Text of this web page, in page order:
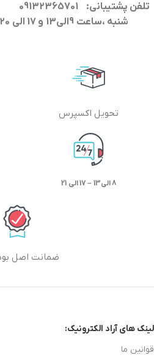
تلفن پشتیبانی: 09132365701
شنبه ،ساعت 9الی13 و 17 الی 20 پاسخگوی شما هستیم
تحویل اکسپرس
8 الی13 – 17 الی 21
ضمانت اصل
لینک های آراد الکترونیک:
قوانین ما